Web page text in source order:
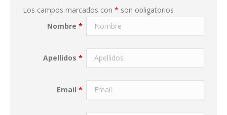
Los campos marcados con * son obligatorios
Nombre*
Apellidos*
Email*